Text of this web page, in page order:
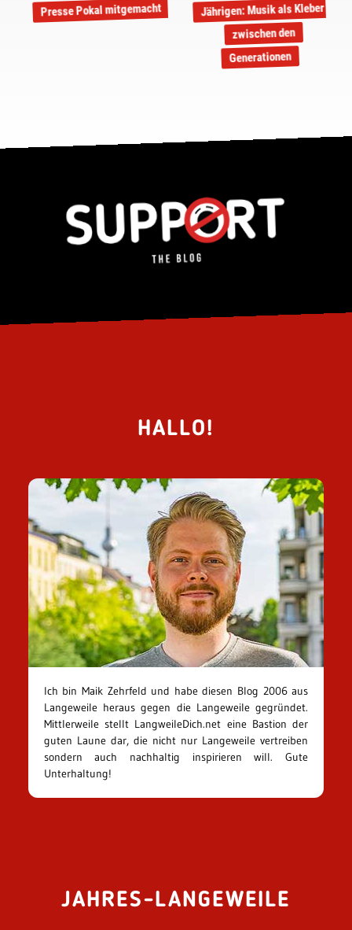
Presse Pokal mitgemacht Jährigen: Musik als Kleber
zwischen den
Generationen
HALLO!
Ich bin Maik Zehrfeld und habe diesen Blog 2006 aus
Langeweile heraus gegen die Langeweile gegründet.
Mittlerweile stellt LangweileDich.net eine Bastion der
guten Laune dar, die nicht nur Langeweile vertreiben
sondern auch nachhaltig inspirieren will. Gute
Unterhaltung!
JAHRES-LANGEWEILE